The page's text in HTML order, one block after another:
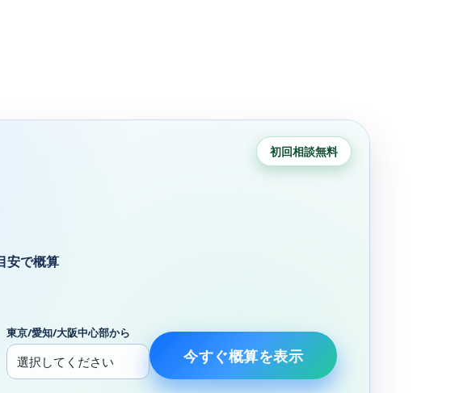
初回相談無料
安で概算
東京/愛知/大阪中心部から
今すぐ概算を表示